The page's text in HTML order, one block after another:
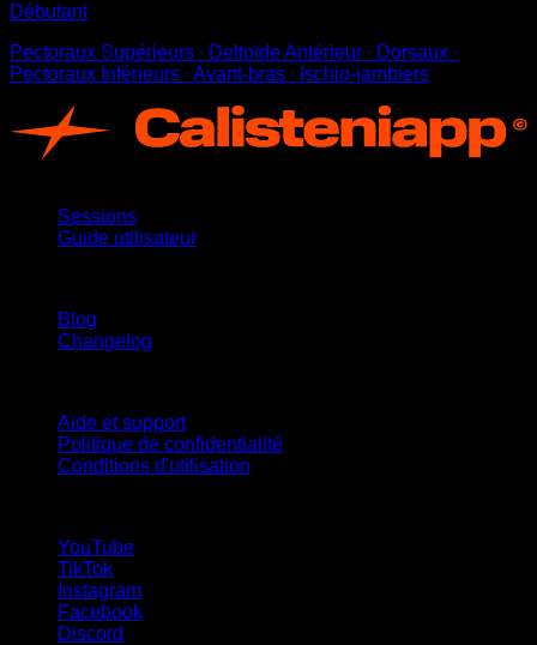
Débutant
Pectoraux Supérieurs ∙ Deltoïde Antérieur ∙ Dorsaux ∙
Pectoraux Inférieurs ∙ Avant-bras ∙ Ischio-jambiers
Sessions
Guide utilisateur
Blog
Changelog
Aide et support
Politique de confidentialité
Conditions d'utilisation
YouTube
TikTok
Instagram
Facebook
Discord